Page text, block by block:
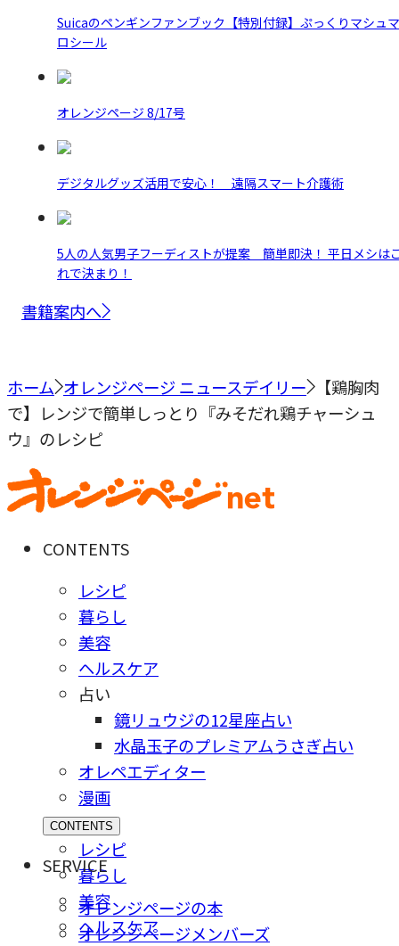
Suicaのペンギンファンブック【特別付録】ぷっくりマシュマ
ロシール
オレンジページ 8/17号
デジタルグッズ活用で安心！ 遠隔スマート介護術
5人の人気男子フーディストが提案 簡単即決！ 平日メシは
れで決まり！
書籍案内へ
ホーム オレンジページ ニュースデイリー
【鶏胸肉
で】レンジで簡単しっとり『みそだれ鶏チャーシュ
ウ』のレシピ
CONTENTS
レシピ
暮らし
美容
ヘルスケア
占い
鏡リュウジの12星座占い
水晶玉子のプレミアムうさぎ占い
オレペエディター
漫画
CONTENTS
レシピ
暮らし
美容
ヘルスケア
SERVICE
オレンジページの本
オレンジページメンバーズ